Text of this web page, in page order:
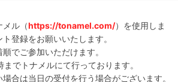
メル（https://tonamel.com/）を使用しま
登録をお願いいたします。
でご参加いただけます。
でトナメルにて行っております。
合は当日の受付を行う場合がございます。